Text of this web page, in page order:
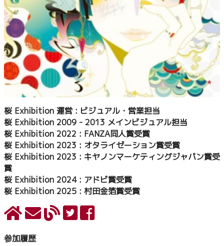
桜 Exhibition 運営 : ビジュアル・営業担当
桜 Exhibition 2009 - 2013 メインビジュアル担当
桜 Exhibition 2022 : FANZA同人賞受賞
桜 Exhibition 2023 : オタライゼーション賞受賞
桜 Exhibition 2023 : キヤノンマーケティングジャパン賞受
賞
桜 Exhibition 2024 : アドビ賞受賞
桜 Exhibition 2025 : 村田金箔賞受賞
参加履歴